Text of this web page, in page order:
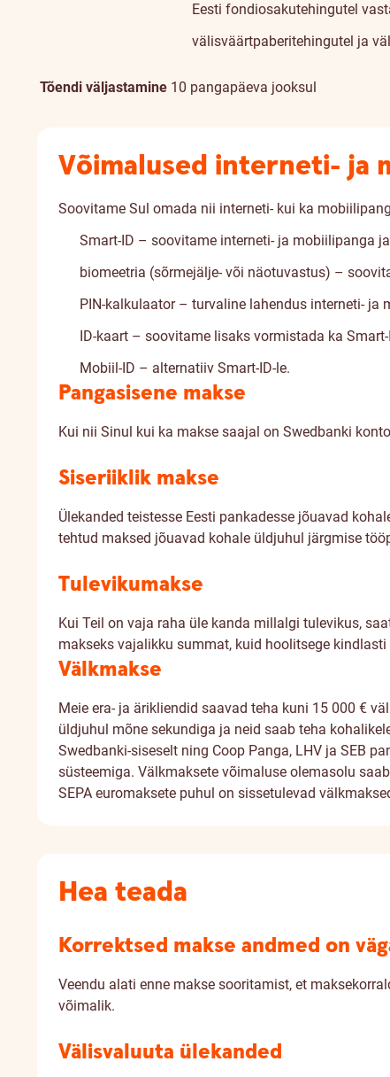
Eesti fondiosakutehingutel
välisväärtpaberitehingutel ja
Tõendi väljastamine 10 pangapäeva jooksul
Võimalused interneti- ja
Soovitame Sul omada nii interneti- kui ka
Smart-ID – soovitame interneti- ja mobiilipanga
biomeetria (sõrmejälje- või näotuvastus) –
PIN-kalkulaator – turvaline lahendus interneti- ja
ID-kaart – soovitame lisaks vormistada ka Smart-
Mobiil-ID – alternatiiv Smart-ID-le.
Pangasisene makse
Kui nii Sinul kui ka makse saajal on Swedbanki
Siseriiklik makse
Ülekanded teistesse Eesti pankadesse jõuavad
tehtud maksed jõuavad kohale üldjuhul järgmise
Tulevikumakse
Kui Teil on vaja raha üle kanda millalgi tulevikus,
makseks vajalikku summat, kuid hoolitsege
Välkmakse
Meie era- ja ärikliendid saavad teha kuni 15 000 €
üldjuhul mõne sekundiga ja neid saab teha
Swedbanki-siseselt ning Coop Panga, LHV ja SEB
süsteemiga. Välkmaksete võimaluse olemasolu
SEPA euromaksete puhul on sissetulevad
Hea teada
Korrektsed makse andmed on
Veendu alati enne makse sooritamist, et
võimalik.
Välisvaluuta ülekanded